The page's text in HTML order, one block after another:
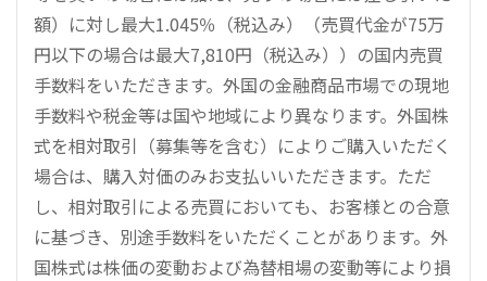
額）に対し最大1.045％（税込み）（売買代金が75万
円以下の場合は最大7,810円（税込み））の国内売買
手数料をいただきます。外国の金融商品市場での現地
手数料や税金等は国や地域により異なります。外国株
式を相対取引（募集等を含む）によりご購入いただく
場合は、購入対価のみお支払いいただきます。ただ
し、相対取引による売買においても、お客様との合意
に基づき、別途手数料をいただくことがあります。外
国株式は株価の変動および為替相場の変動等により損